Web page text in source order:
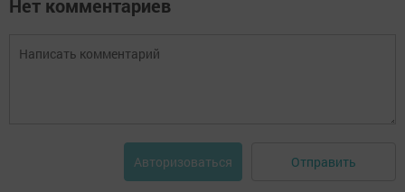
Нет комментариев
Авторизоваться Отправить